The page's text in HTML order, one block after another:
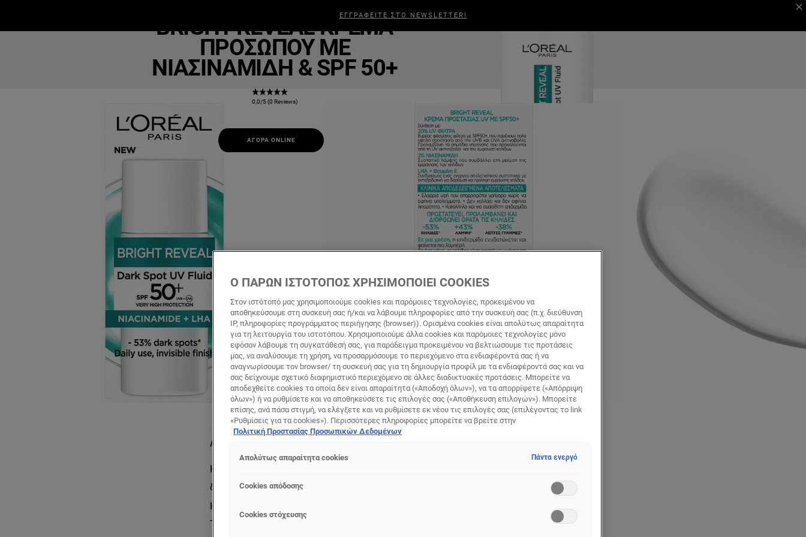
ΕΓΓΡΑΦΕΙΤΕ ΣΤΟ NEWSLETTER!
BRIGHT REVEAL ΚΡΈΜΑ
ΠΡΟΣΏΠΟΥ ΜΕ
ΝΙΑΣΙΝΑΜΊΔΗ & SPF 50+
0,0/5 (0 Reviews)
ΑΓΟΡΆ ONLINE
Λεπτομέρειες προϊόντος
Καθημερινή κρέμα προστασίας με UV εμπλουτισμένη με Νιασιναμίδη και πολύ υψηλό
δείκτη προστασίας SPF50+.
Η ΚΑΘΗΜΕΡΙΝΗ ΠΡΟΣΤΑΣΙΑ ΑΠΟ ΤΙΣ ΑΚΤΙΝΕΣ UV ΕΙΝΑΙ ΑΠΑΡΑΙΤΗΤΗ ΓΙΑ ΤΗΝ ΠΡΟΛΗΨΗ,
ΤΗ ΔΙΟΡΘΩΣΗ ΚΑΙ ΤΗ ΜΕΙΩΣΗ ΤΩΝ ΣΚΟΥΡΩΝ ΚΗΛΙΔΩΝ.
Ο ΠΑΡΩΝ ΙΣΤΟΤΟΠΟΣ ΧΡΗΣΙΜΟΠΟΙΕΙ COOKIES
Στον ιστότοπό μας χρησιμοποιούμε cookies και παρόμοιες τεχνολογίες, προκειμένου να
αποθηκεύσουμε στη συσκευή σας ή/και να λάβουμε πληροφορίες από την συσκευή σας (π.χ. διεύθυνση
IP, πληροφορίες προγράμματος περιήγησης (browser)). Ορισμένα cookies είναι απολύτως απαραίτητα
για τη λειτουργία του ιστοτόπου. Χρησιμοποιούμε άλλα cookies και παρόμοιες τεχνολογίες μόνο
εφόσον λάβουμε τη συγκατάθεσή σας, για παράδειγμα προκειμένου να βελτιώσουμε τις προτάσεις
μας, να αναλύσουμε τη χρήση, να προσαρμόσουμε το περιεχόμενο στα ενδιαφέροντά σας ή να
αναγνωρίσουμε τον browser/ τη συσκευή σας για τη δημιουργία προφίλ με τα ενδιαφέροντά σας και να
σας δείχνουμε σχετικό διαφημιστικό περιεχόμενο σε άλλες διαδικτυακές προτάσεις. Μπορείτε να
αποδεχθείτε cookies τα οποία δεν είναι απαραίτητα («Αποδοχή όλων»), να τα απορρίψετε («Απόρριψη
όλων») ή να ρυθμίσετε και να αποθηκεύσετε τις επιλογές σας («Αποθήκευση επιλογών»). Μπορείτε
επίσης, ανά πάσα στιγμή, να ελέγξετε και να ρυθμίσετε εκ νέου τις επιλογές σας (επιλέγοντας το link
«Ρυθμίσεις για τα cookies»). Περισσότερες πληροφορίες μπορείτε να βρείτε στην
Πολιτική Προστασίας Προσωπικών Δεδομένων
Απολύτως απαραίτητα cookies Πάντα ενεργό
Cookies απόδοσης
Cookies στόχευσης